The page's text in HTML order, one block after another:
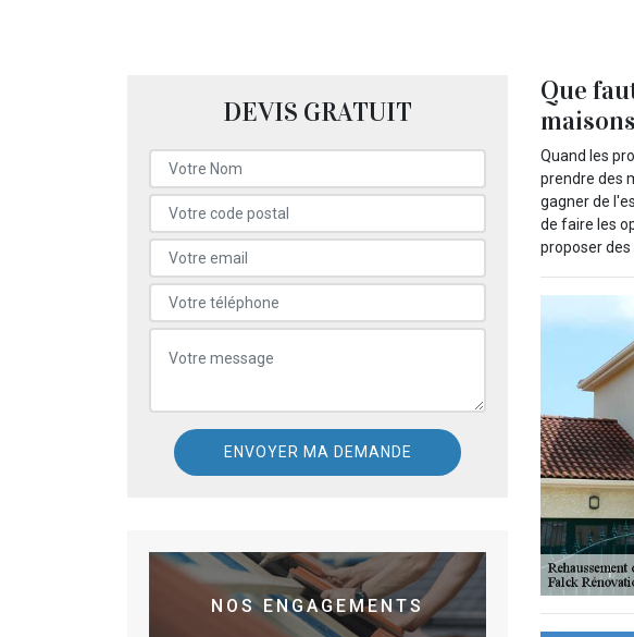
DEVIS GRATUIT
NOS ENGAGEMENTS
Que
Quand les
prendre des
gagner de
de faire les
proposer